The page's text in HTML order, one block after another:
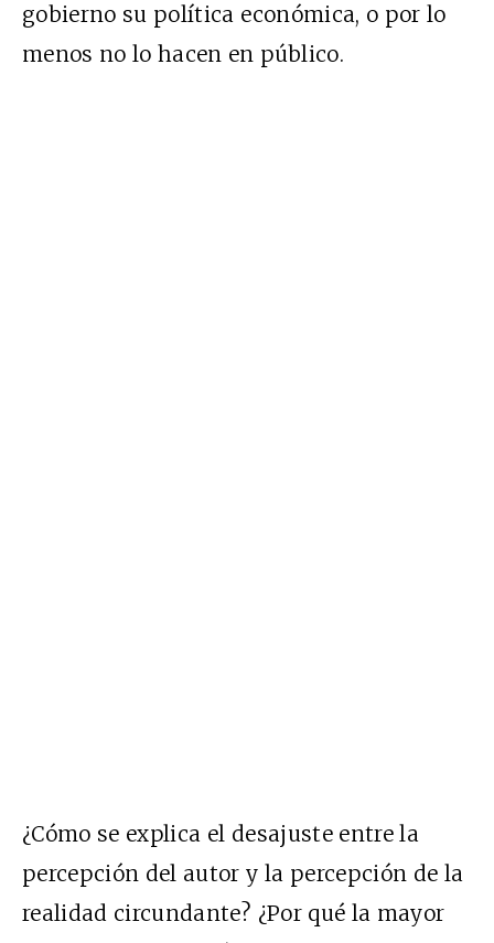
gobierno su política económica, o por lo
menos no lo hacen en público.
¿Cómo se explica el desajuste entre la
percepción del autor y la percepción de la
realidad circundante? ¿Por qué la mayor